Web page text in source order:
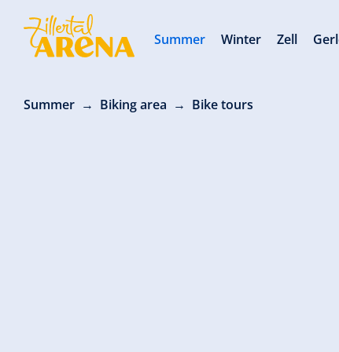
Summer Biking area Bike tours
Summer Winter Zell